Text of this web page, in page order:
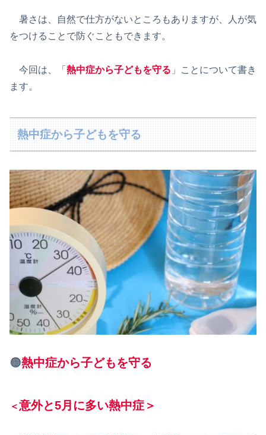
暑さは、自然で仕方がないところもありますが、人が気
をつけることで防ぐこともできます。
今回は、「 熱中症から子どもを守る 」ことについて書き
ます。
熱中症から子どもを守る
🟠熱中症から子どもを守る
＜意外と5月に多い熱中症＞